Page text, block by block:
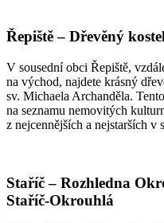
Řepiště – Dřevěný
V sousední obci Řepiště,
na východ, najdete krásný
sv. Michaela Archanděla.
na seznamu nemovitých
z nejcennějších a nejstarších v
Staříč – Rozhledna
Staříč-Okrouhlá